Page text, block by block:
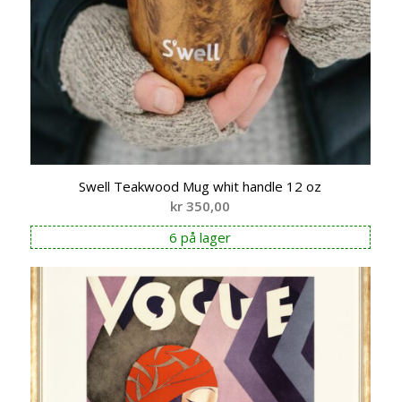
Swell Teakwood Mug whit handle 12 oz
kr 350,00
6 på lager